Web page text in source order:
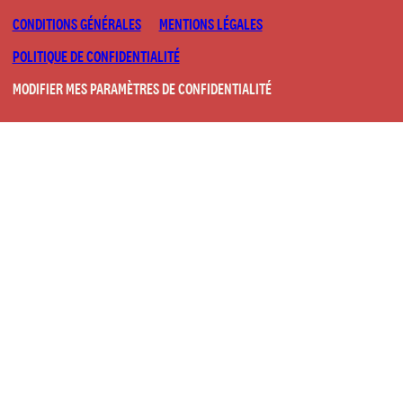
CONDITIONS GÉNÉRALES
MENTIONS LÉGALES
POLITIQUE DE CONFIDENTIALITÉ
MODIFIER MES PARAMÈTRES DE CONFIDENTIALITÉ